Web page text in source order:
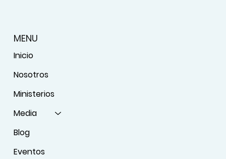
MENU
Inicio
Nosotros
Ministerios
Media
Blog
Eventos